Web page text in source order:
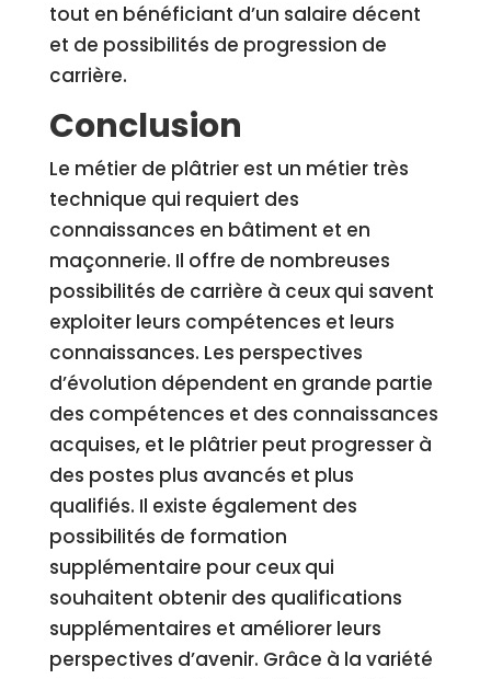
tout en bénéficiant d’un salaire décent
et de possibilités de progression de
carrière.
Conclusion
Le métier de plâtrier est un métier très
technique qui requiert des
connaissances en bâtiment et en
maçonnerie. Il offre de nombreuses
possibilités de carrière à ceux qui savent
exploiter leurs compétences et leurs
connaissances. Les perspectives
d’évolution dépendent en grande partie
des compétences et des connaissances
acquises, et le plâtrier peut progresser à
des postes plus avancés et plus
qualifiés. Il existe également des
possibilités de formation
supplémentaire pour ceux qui
souhaitent obtenir des qualifications
supplémentaires et améliorer leurs
perspectives d’avenir. Grâce à la variété